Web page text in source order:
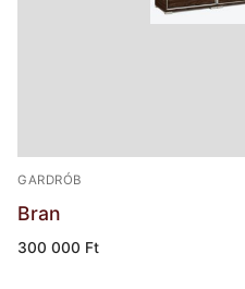
GARDRÓB
Bran
300 000 Ft